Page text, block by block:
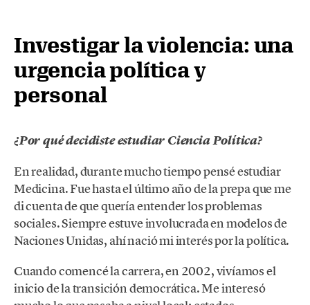
Investigar la violencia: una
urgencia política y
personal
¿Por qué decidiste estudiar Ciencia Política?
En realidad, durante mucho tiempo pensé estudiar
Medicina. Fue hasta el último año de la prepa que me
di cuenta de que quería entender los problemas
sociales. Siempre estuve involucrada en modelos de
Naciones Unidas, ahí nació mi interés por la política.
Cuando comencé la carrera, en 2002, vivíamos el
inicio de la transición democrática. Me interesó